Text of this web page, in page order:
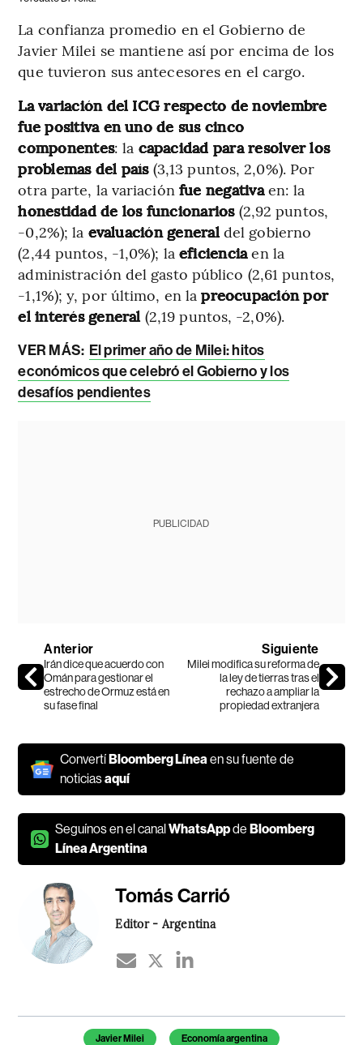
La confianza promedio en el Gobierno de
Javier Milei se mantiene así por encima de los
que tuvieron sus antecesores en el cargo.
La variación del ICG respecto de noviembre
fue positiva en uno de sus cinco
componentes: la capacidad para resolver los
problemas del país(3,13 puntos, 2,0%). Por
otra parte, la variación fue negativaen: la
honestidad de los funcionarios(2,92 puntos,
-0,2%); la evaluación generaldel gobierno
(2,44 puntos, -1,0%); la eficienciaen la
administración del gasto público (2,61 puntos,
-1,1%); y, por último, en lapreocupación por
el interés general (2,19 puntos, -2,0%).
VER MÁS: El primer año de Milei: hitos
económicos que celebró el Gobierno y los
desafíos pendientes
PUBLICIDAD
Anterior
Irán dice que acuerdo con
Omán para gestionar el
estrecho de Ormuz está en
su fase final
Siguiente
Milei modifica su reforma de
la ley de tierras tras el
rechazo a ampliar la
propiedad extranjera
ConvertíBloomberg Líneaen su fuente de
noticiasaquí
Seguínos en el canalWhatsAppdeBloomberg
Línea Argentina
Tomás Carrió
Editor - Argentina
Temas de este artículo
Javier Milei Economía argentina